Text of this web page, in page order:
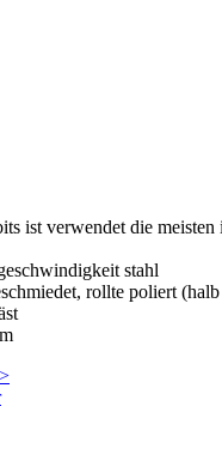
ist verwendet die meisten
stahl
rollte poliert